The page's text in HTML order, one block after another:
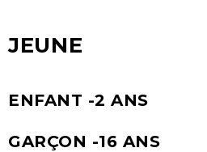
JEUNE
ENFANT -2 ANS
GARÇON -16 ANS